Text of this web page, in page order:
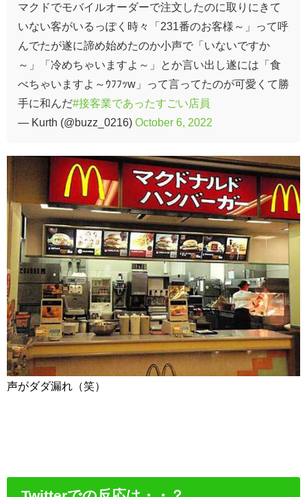
マクドでモバイルオーダーで注文したのに取りにきて
いない客がいるっぽく時々「231番のお客様～」って呼
んでたが遂に諦め始めたのか小声で「いないですか
～」「冷めちゃいますよ～」とか言い出し遂には「食
べちゃいますよ～ｳﾌﾌｯw」って言ってたのが可愛くて勝
手に和んだ#接客業であったすごい店員
— Kurth (@buzz_0216) October 6, 2022
声がダダ漏れ（笑）